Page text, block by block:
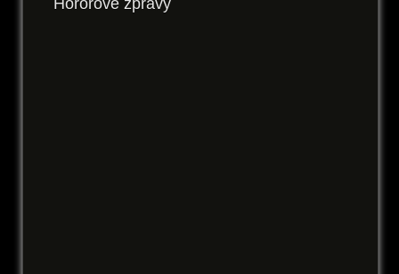
Hororové zprávy